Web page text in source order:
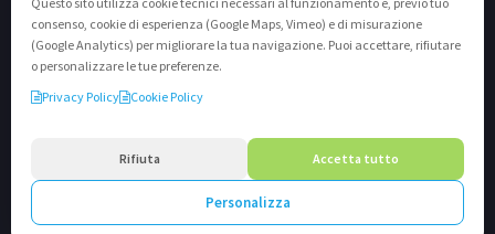
consenso, cookie di esperienza (Google Maps, Vimeo) e di misurazione
(Google Analytics) per migliorare la tua navigazione. Puoi accettare, rifiutare
o personalizzare le tue preferenze.
Privacy Policy
Cookie Policy
Personalizza
Rifiuta Accetta tutto
Darfo Boario Terme (Bs) P.IVA e C.F. 02539810982 - REA / CCIAA (Bs) n. 458309
cap. soc. €894.900,00 i.v.
Crea.one